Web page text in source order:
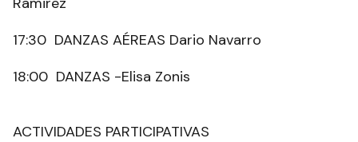
17:30 DANZAS AÉREAS Dario Navarro
18:00 DANZAS -Elisa Zonis
ACTIVIDADES PARTICIPATIVAS